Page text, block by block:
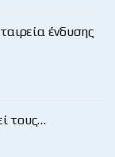
ένδυσης
τους…